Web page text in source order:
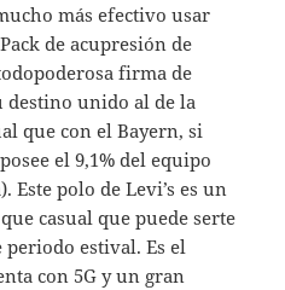
más efectivo usar
de acupresión de
firma de
destino unido al de la
que con el Bayern, si
el 9,1% del equipo
polo de Levi’s es un
casual que puede serte
periodo estival. Es el
con 5G y un gran